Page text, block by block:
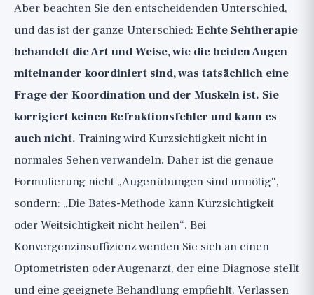
Aber beachten Sie den entscheidenden Unterschied,
und das ist der ganze Unterschied: Echte Sehtherapie
behandelt die Art und Weise, wie die beiden Augen
miteinander koordiniert sind, was tatsächlich eine
Frage der Koordination und der Muskeln ist. Sie
korrigiert keinen Refraktionsfehler und kann es
auch nicht. Training wird Kurzsichtigkeit nicht in
normales Sehen verwandeln. Daher ist die genaue
Formulierung nicht „Augenübungen sind unnötig“,
sondern: „Die Bates-Methode kann Kurzsichtigkeit
oder Weitsichtigkeit nicht heilen“. Bei
Konvergenzinsuffizienz wenden Sie sich an einen
Optometristen oder Augenarzt, der eine Diagnose stellt
und eine geeignete Behandlung empfiehlt. Verlassen